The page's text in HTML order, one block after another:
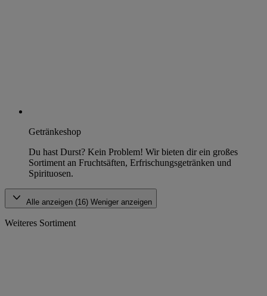
Getränkeshop
Du hast Durst? Kein Problem! Wir bieten dir ein großes
Sortiment an Fruchtsäften, Erfrischungsgetränken und
Spirituosen.
Alle anzeigen (16) Weniger anzeigen
Weiteres Sortiment